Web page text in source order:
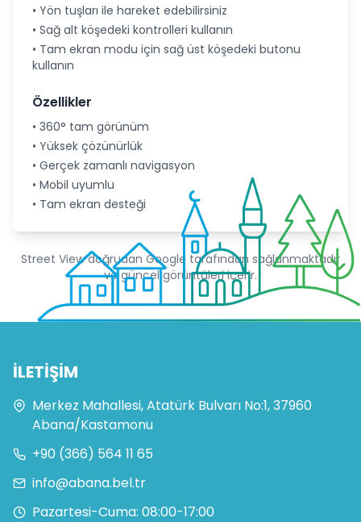
• Yön tuşları ile hareket edebilirsiniz
• Sağ alt köşedeki kontrolleri kullanın
• Tam ekran modu için sağ üst köşedeki butonu
kullanın
Özellikler
• 360° tam görünüm
• Yüksek çözünürlük
• Gerçek zamanlı navigasyon
• Mobil uyumlu
• Tam ekran desteği
Street View doğrudan Google tarafından sağlanmaktadır
ve güncel görüntüleri içerir.
İLETİŞİM
Merkez Mahallesi, Atatürk Bulvarı No:1, 37960
Abana/Kastamonu
+90 (366) 564 11 65
info@abana.bel.tr
Pazartesi-Cuma: 08:00-17:00